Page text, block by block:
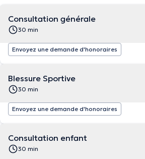
Consultation générale
30 min
Envoyez une demande d'honoraires
Blessure Sportive
30 min
Envoyez une demande d'honoraires
Consultation enfant
30 min